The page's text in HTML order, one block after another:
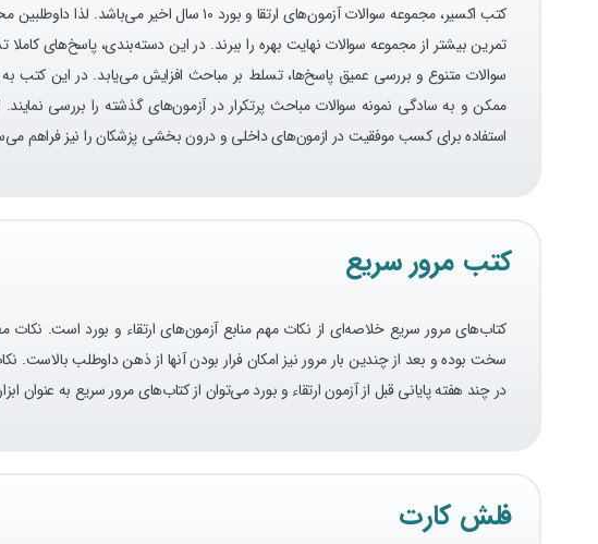
کتب اکسیر، مجموعه سوالات آزمون‌های ارتقا و
تمرین بیشتر از مجموعه سوالات نهایت بهره را ببرند.در این دسته‌بندی، پاسخ‌های
سوالات متنوع و بررسی عمیق پاسخ‌ها، تسلط بر مباحث افزایش می‌یابد.در این کتب به
ممکن و به سادگی نمونه سوالات مباحث پرتکرار در آزمون‌های گذشته را بررسی نمایند.
استفاده برای کسب موفقیت در ازمون‌های داخلی و درون بخشی پزشکان را نیز فراهم
کتب مرور سریع
کتاب‌های مرور سریع خلاصه‌ای از نکات مهم منابع آزمون‌های ارتقاء و بورد است. نکات
سخت بوده و بعد از چندین بار مرور نیز امکان فرار بودن آنها از ذهن داوطلب بالاست.
در چند هفته پایانی قبل از آزمون ارتقاء و بورد می‌توان از کتاب‌های مرور سریع به
فلش کارت